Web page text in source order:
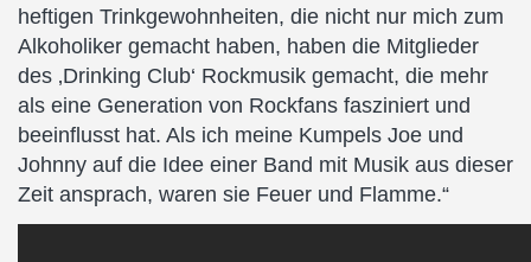
heftigen Trinkgewohnheiten, die nicht nur mich zum
Alkoholiker gemacht haben, haben die Mitglieder
des ‚Drinking Club‘ Rockmusik gemacht, die mehr
als eine Generation von Rockfans fasziniert und
beeinflusst hat. Als ich meine Kumpels Joe und
Johnny auf die Idee einer Band mit Musik aus dieser
Zeit ansprach, waren sie Feuer und Flamme.“